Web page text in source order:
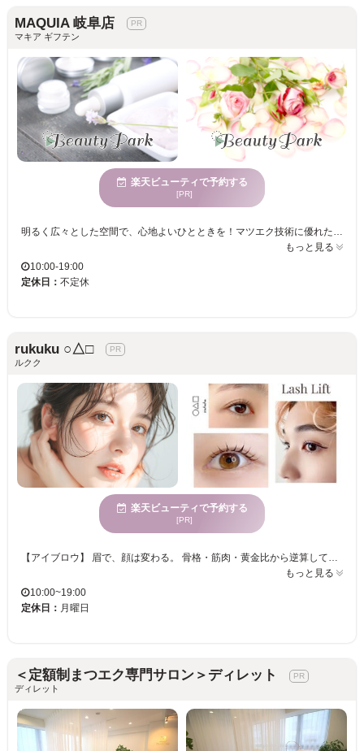
MAQUIA 岐阜店
マキア ギフテン
楽天ビューティで予約する
[PR]
明るく広々とした空間で、心地よいひとときを！マツエク技術に優れたスタッフがお客様の目元を美しく演出。さまざまな年齢層のお客様に支持されるサロンで、新たな自分を見つける体験を☆ MAQUIA 岐阜店は、マツエクを得意とした技術で、あなたの理想の目元を叶えます。開放感たっぷりの雰囲気で、訪れるすべての方に心地よさを提供します。広々とした空間でゆったりと過ごしながら、自分の魅力を最大限に引き出しましょう。年齢を問わず様々な方に人気のあるMAQUIA 岐阜店では、一人ひとりのニーズに応じたスタイルを提案し、何度も通えるお手頃価格で新しい自分を試すことができます。自分自身に自信を持ち、毎日の生活をより豊かにしたい方におすすめのサロンです。あなたの美の可能性を広げましょう。
もっと見る
10:00-19:00
定休日： 不定休
rukuku ○△□
ルクク
楽天ビューティで予約する
[PR]
【アイブロウ】 眉で、顔は変わる。 骨格・筋肉・黄金比から逆算してデザインするから、ただ整えるだけじゃなく一気に垢抜ける。自己処理の迷子も卒業。すっぴんでもキマる、計算されたナチュラル眉へ。 【まつげパーマ】 ビューラー卒業、これが正解。 根元からしっかり立ち上げて、自まつげのポテンシャルを最大化。ナチュラルなのに盛れる絶妙バランスで、朝のメイクも時短。可愛いも大人っぽいも思いのまま。 【まつげエクステ】 “盛れ方”は、デザインで変わる。 長さ・濃さ・カールをミリ単位で調整し、理想以上の目元へ。ナチュラルもボリュームも自由自在。軽さと持ちにもこだわるから、ストレスなくずっとキレイが続く。 毎日のメイクも楽々になる似合わせ美眉をご提案！ 顔の印象UPに是非お試しください！ この機会にぜひ当サロンで、オシャレな目元を手に入れませんか？
もっと見る
10:00~19:00
定休日： 月曜日
＜定額制まつエク専門サロン＞ディレット
ディレット